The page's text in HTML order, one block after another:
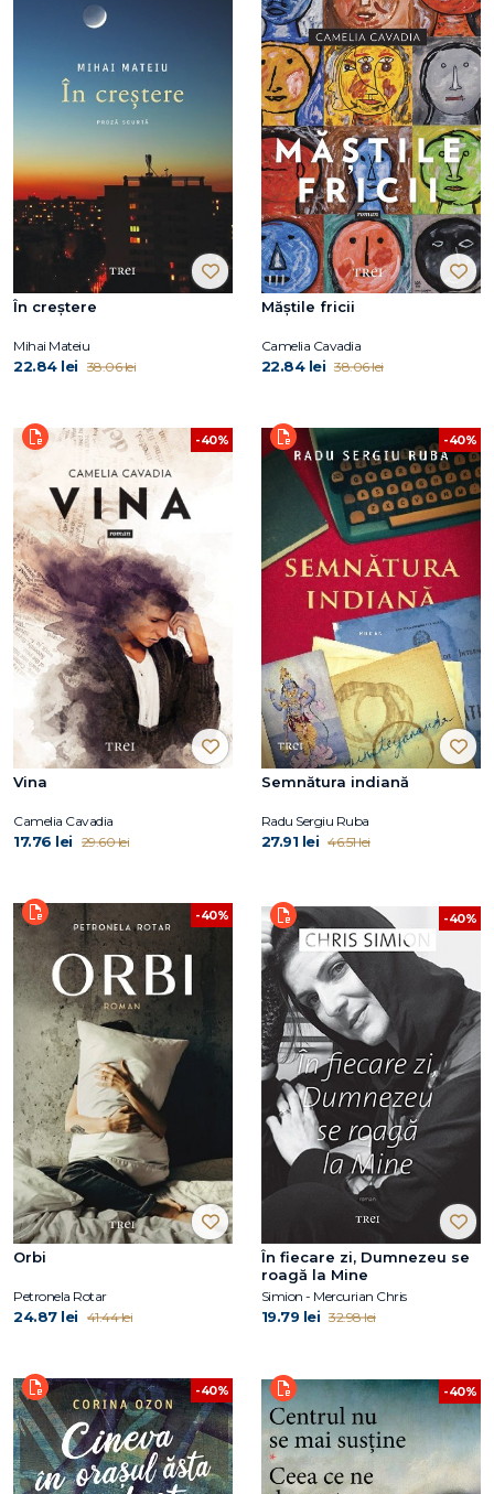
În creștere
Mihai Mateiu
22.84 lei 38.06 lei
Măștile fricii
Camelia Cavadia
22.84 lei 38.06 lei
-40%
Vina
Camelia Cavadia
17.76 lei 29.60 lei
-40%
Semnătura indiană
Radu Sergiu Ruba
27.91 lei 46.51 lei
-40%
Orbi
Petronela Rotar
24.87 lei 41.44 lei
-40%
În fiecare zi, Dumnezeu se
roagă la Mine
Simion - Mercurian Chris
19.79 lei 32.98 lei
-40% -40%